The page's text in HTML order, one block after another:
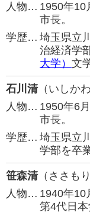
人物… 1950年10
市長。
学歴… 埼玉県立
治経済学
大学） 文
石川清（いしか
人物… 1950年6
市長。
学歴… 埼玉県立
学部を卒
笹森清（ささも
人物… 1940年10
第4代日本